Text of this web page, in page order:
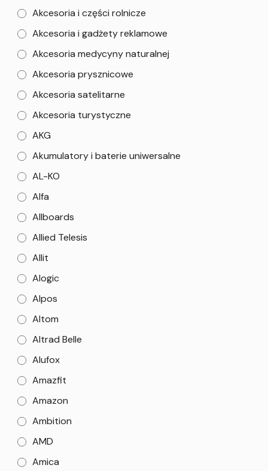
Akcesoria i części rolnicze
Akcesoria i gadżety reklamowe
Akcesoria medycyny naturalnej
Akcesoria prysznicowe
Akcesoria satelitarne
Akcesoria turystyczne
AKG
Akumulatory i baterie uniwersalne
AL-KO
Alfa
Allboards
Allied Telesis
Allit
Alogic
Alpos
Altom
Altrad Belle
Alufox
Amazfit
Amazon
Ambition
AMD
Amica